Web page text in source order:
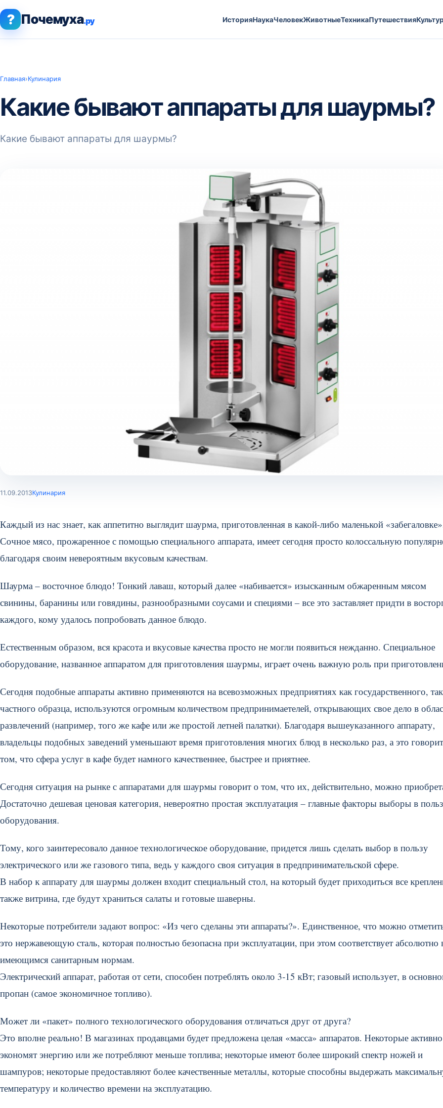
? Почемуха.ру ИсторияНаукаЧеловекЖивотныеТехникаПутешествия
Главная›Кулинария
Какие бывают аппараты для шаурмы?
Какие бывают аппараты для шаурмы?
11.09.2013Кулинария
Каждый из нас знает, как аппетитно выглядит шаурма, приготовленная в какой-либо маленькой
Сочное мясо, прожаренное с помощью специального аппарата, имеет сегодня просто колоссальную
благодаря своим невероятным вкусовым качествам.
Шаурма – восточное блюдо! Тонкий лаваш, который далее «набивается» изысканным обжаренным мясом
свинины, баранины или говядины, разнообразными соусами и специями – все это заставляет придти в
каждого, кому удалось попробовать данное блюдо.
Естественным образом, вся красота и вкусовые качества просто не могли появиться нежданно. Специальное
оборудование, названное аппаратом для приготовления шаурмы, играет очень важную роль при
Сегодня подобные аппараты активно применяются на всевозможных предприятиях как государственного,
частного образца, используются огромным количеством предпринимаетелей, открывающих свое дело в
развлечений (например, того же кафе или же простой летней палатки). Благодаря вышеуказанного аппарату,
владельцы подобных заведений уменьшают время приготовления многих блюд в несколько раз, а это
том, что сфера услуг в кафе будет намного качественнее, быстрее и приятнее.
Сегодня ситуация на рынке с аппаратами для шаурмы говорит о том, что их, действительно, можно
Достаточно дешевая ценовая категория, невероятно простая эксплуатация – главные факторы выборы в
оборудования.
Тому, кого заинтересовало данное технологическое оборудование, придется лишь сделать выбор в пользу
электрического или же газового типа, ведь у каждого своя ситуация в предпринимательской сфере.
В набор к аппарату для шаурмы должен входит специальный стол, на который будет приходиться все
также витрина, где будут храниться салаты и готовые шаверны.
Некоторые потребители задают вопрос: «Из чего сделаны эти аппараты?». Единственное, что можно
это нержавеющую сталь, которая полностью безопасна при эксплуатации, при этом соответствует абсолютно
имеющимся санитарным нормам.
Электрический аппарат, работая от сети, способен потреблять около 3-15 кВт; газовый использует, в
пропан (самое экономичное топливо).
Может ли «пакет» полного технологического оборудования отличаться друг от друга?
Это вполне реально! В магазинах продавцами будет предложена целая «масса» аппаратов. Некоторые активно
экономят энергию или же потребляют меньше топлива; некоторые имеют более широкий спектр ножей и
шампуров; некоторые предоставляют более качественные металлы, которые способны выдержать
температуру и количество времени на эксплуатацию.